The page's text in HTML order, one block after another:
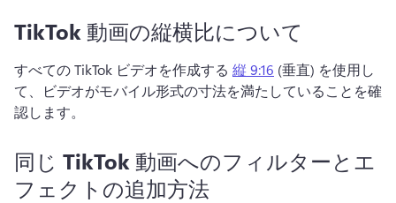
TikTok 動画の縦横比について
すべての TikTok ビデオを作成する 縦 9:16 (垂直) を使用し
て、ビデオがモバイル形式の寸法を満たしていることを確
認します。
同じ TikTok 動画へのフィルターとエ
フェクトの追加方法